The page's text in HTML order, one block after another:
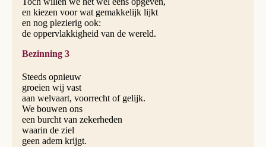
en kiezen voor wat gemakkelijk lijkt
en nog plezierig ook:
de oppervlakkigheid van de wereld.
Bezinning 3
Steeds opnieuw
groeien wij vast
aan welvaart, voorrecht of gelijk.
We bouwen ons
een burcht van zekerheden
waarin de ziel
geen adem krijgt.